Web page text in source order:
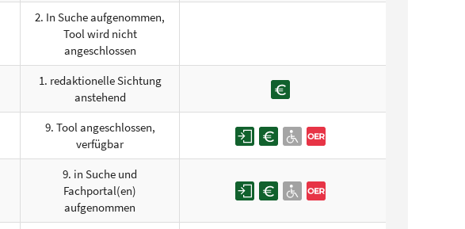
2. In Suche aufgenommen,
Tool wird nicht
angeschlossen
1. redaktionelle Sichtung
anstehend
9. Tool angeschlossen,
verfügbar
9. in Suche und
Fachportal(en)
aufgenommen